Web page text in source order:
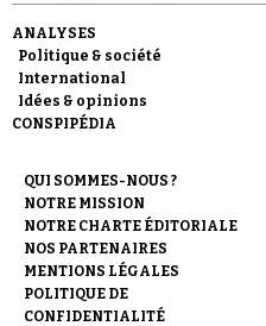
ANALYSES
Politique & société
International
Idées & opinions
CONSPIPÉDIA
QUI SOMMES-NOUS ?
NOTRE MISSION
NOTRE CHARTE ÉDITORIALE
NOS PARTENAIRES
MENTIONS LÉGALES
POLITIQUE DE
CONFIDENTIALITÉ